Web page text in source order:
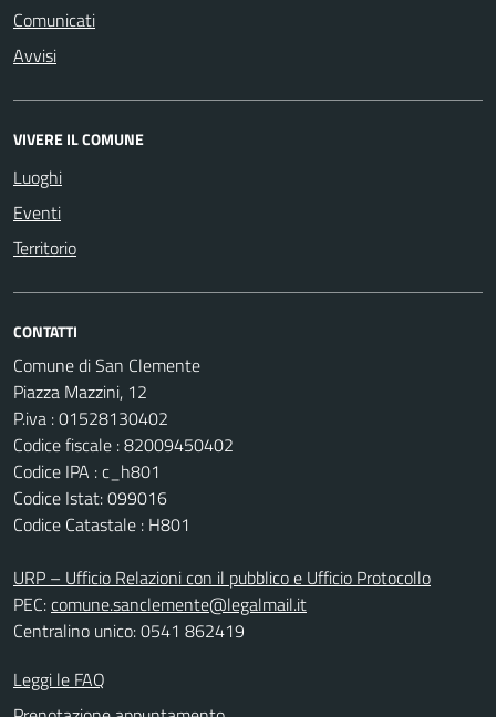
Comunicati
Avvisi
VIVERE IL COMUNE
Luoghi
Eventi
Territorio
CONTATTI
Comune di San Clemente
Piazza Mazzini, 12
P.iva : 01528130402
Codice fiscale : 82009450402
Codice IPA : c_h801
Codice Istat: 099016
Codice Catastale : H801
URP – Ufficio Relazioni con il pubblico e Ufficio Protocollo
PEC:comune.sanclemente@legalmail.it
Centralino unico: 0541 862419
Leggi le FAQ